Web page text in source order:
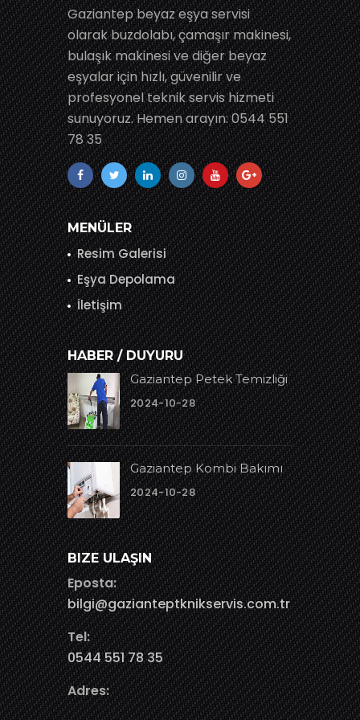
Gaziantep beyaz eşya servisi
olarak buzdolabı, çamaşır makinesi,
bulaşık makinesi ve diğer beyaz
eşyalar için hızlı, güvenilir ve
profesyonel teknik servis hizmeti
sunuyoruz. Hemen arayın: 0544 551
78 35
MENÜLER
Resim Galerisi
Eşya Depolama
İletişim
HABER / DUYURU
Gaziantep Petek Temizliği
2024-10-28
Gaziantep Kombi Bakımı
2024-10-28
BIZE ULAŞIN
Eposta:
bilgi@gazianteptknikservis.com.tr
Tel:
0544 551 78 35
Adres: